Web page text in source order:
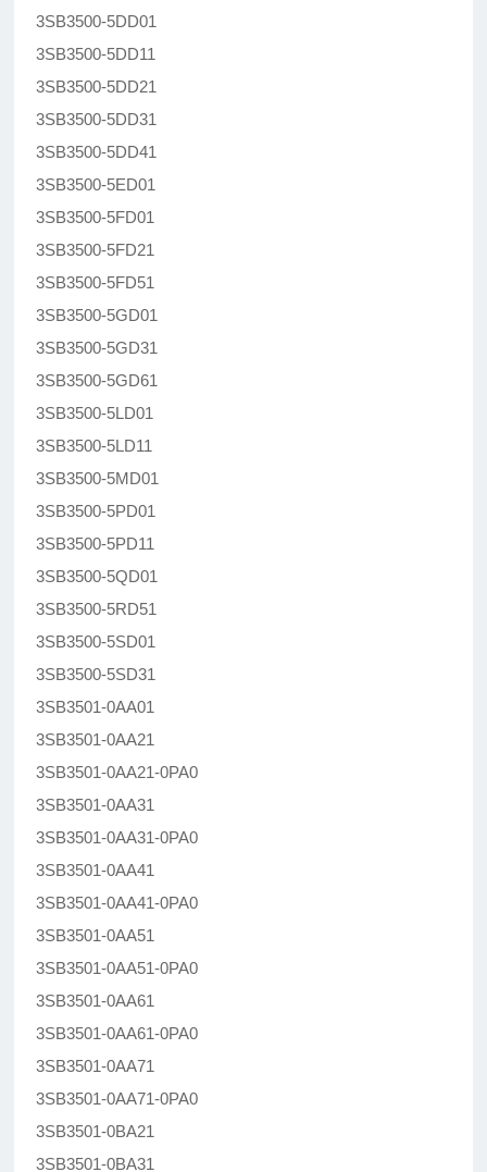
3SB3500-5DD01
3SB3500-5DD11
3SB3500-5DD21
3SB3500-5DD31
3SB3500-5DD41
3SB3500-5ED01
3SB3500-5FD01
3SB3500-5FD21
3SB3500-5FD51
3SB3500-5GD01
3SB3500-5GD31
3SB3500-5GD61
3SB3500-5LD01
3SB3500-5LD11
3SB3500-5MD01
3SB3500-5PD01
3SB3500-5PD11
3SB3500-5QD01
3SB3500-5RD51
3SB3500-5SD01
3SB3500-5SD31
3SB3501-0AA01
3SB3501-0AA21
3SB3501-0AA21-0PA0
3SB3501-0AA31
3SB3501-0AA31-0PA0
3SB3501-0AA41
3SB3501-0AA41-0PA0
3SB3501-0AA51
3SB3501-0AA51-0PA0
3SB3501-0AA61
3SB3501-0AA61-0PA0
3SB3501-0AA71
3SB3501-0AA71-0PA0
3SB3501-0BA21
3SB3501-0BA31